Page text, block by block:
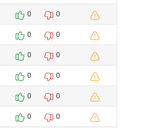
0 0
0 0
0 0
0 0
0 0
0 0